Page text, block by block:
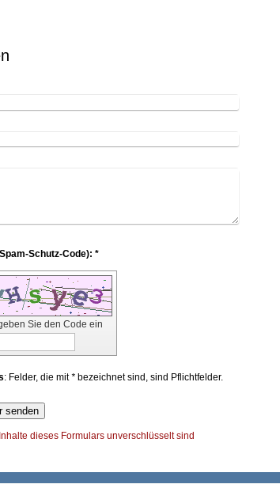
Captcha (Spam-Schutz-Code): *
Sie den Code ein
: Felder, die mit* bezeichnet sind, sind Pflichtfelder.
dieses Formulars unverschlüsselt sind